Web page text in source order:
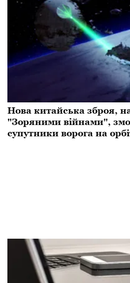
Нова китайська зброя,
"Зоряними війнами",
супутники ворога на